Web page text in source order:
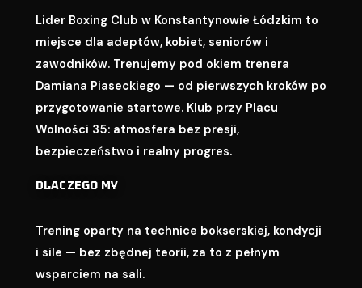
Lider Boxing Club w Konstantynowie Łódzkim to
miejsce dla adeptów, kobiet, seniorów i
zawodników. Trenujemy pod okiem trenera
Damiana Piaseckiego — od pierwszych kroków po
przygotowanie startowe. Klub przy Placu
Wolności 35: atmosfera bez presji,
bezpieczeństwo i realny progres.
DLACZEGO MY
Trening oparty na technice bokserskiej, kondycji
i sile — bez zbędnej teorii, za to z pełnym
wsparciem na sali.